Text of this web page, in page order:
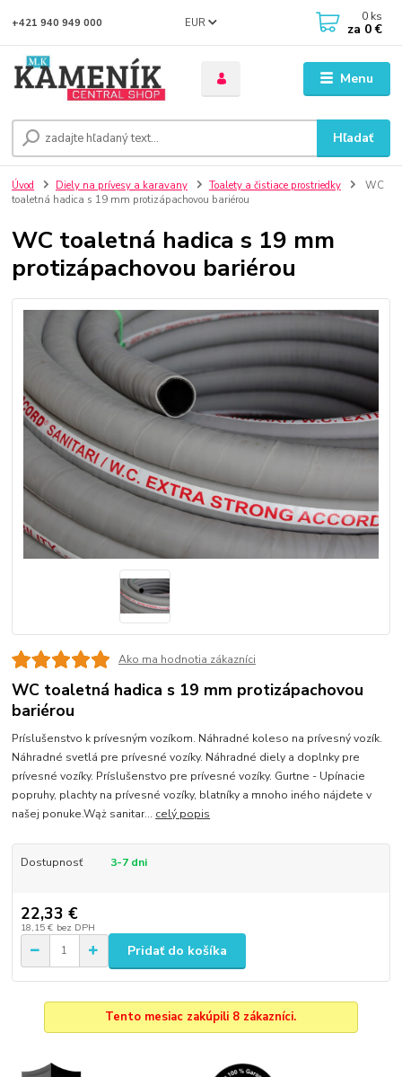
Menu
EUR
Hľadať
+421 940 949 000 0 ks
za 0 €
Úvod Diely na prívesy a karavany Toalety a čistiace prostriedky
WC
toaletná hadica s 19 mm protizápachovou bariérou
WC toaletná hadica s 19 mm
protizápachovou bariérou
Ako ma hodnotia zákazníci
WC toaletná hadica s 19 mm protizápachovou
bariérou
Príslušenstvo k prívesným vozíkom. Náhradné koleso na prívesný vozík.
Náhradné svetlá pre prívesné vozíky. Náhradné diely a doplnky pre
prívesné vozíky. Príslušenstvo pre prívesné vozíky. Gurtne - Upínacie
popruhy, plachty na prívesné vozíky, blatníky a mnoho iného nájdete v
našej ponuke.Wąż sanitar... celý popis
Dostupnosť 3-7 dni
22,33 €
18,15 € bez DPH
Pridať do košíka
Tento mesiac zakúpili 8 zákazníci.